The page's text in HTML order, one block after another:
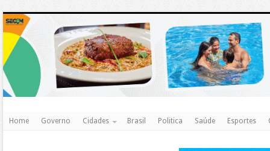
Home Governo Cidades Brasil Politica Saúde Esportes